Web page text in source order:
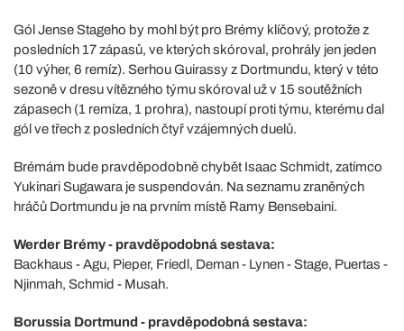
Gól Jense Stageho by mohl být pro Brémy klíčový, protože z
posledních 17 zápasů, ve kterých skóroval, prohrály jen jeden
(10 výher, 6 remíz). Serhou Guirassy z Dortmundu, který v této
sezoně v dresu vítězného týmu skóroval už v 15 soutěžních
zápasech (1 remíza, 1 prohra), nastoupí proti týmu, kterému dal
gól ve třech z posledních čtyř vzájemných duelů.
Brémám bude pravděpodobně chybět Isaac Schmidt, zatímco
Yukinari Sugawara je suspendován. Na seznamu zraněných
hráčů Dortmundu je na prvním místě Ramy Bensebaini.
Werder Brémy - pravděpodobná sestava:
Backhaus - Agu, Pieper, Friedl, Deman - Lynen - Stage, Puertas -
Njinmah, Schmid - Musah.
Borussia Dortmund - pravděpodobná sestava: